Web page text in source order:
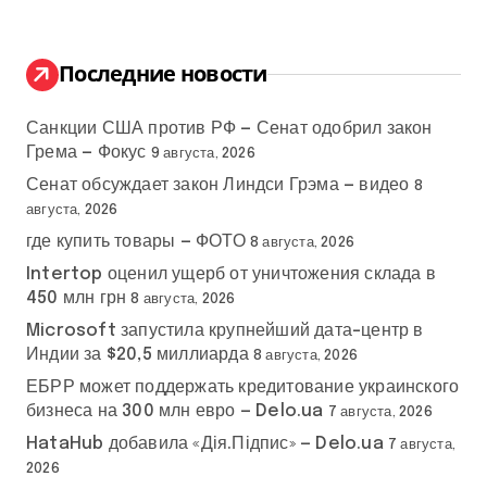
:
Последние новости
Санкции США против РФ — Сенат одобрил закон
Грема — Фокус 9 августа, 2026
Сенат обсуждает закон Линдси Грэма — видео 8
августа, 2026
где купить товары — ФОТО 8 августа, 2026
Intertop оценил ущерб от уничтожения склада в
450 млн грн 8 августа, 2026
Microsoft запустила крупнейший дата-центр в
Индии за $20,5 миллиарда 8 августа, 2026
ЕБРР может поддержать кредитование украинского
бизнеса на 300 млн евро — Delo.ua 7 августа, 2026
HataHub добавила «Дія.Підпис» — Delo.ua 7 августа,
2026